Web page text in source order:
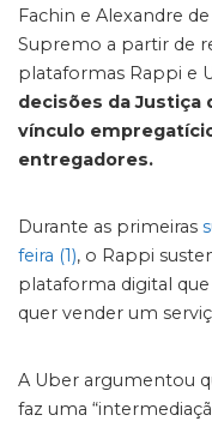
Fachin e Alexandre
Supremo a partir de
plataformas Rappi e
decisões da Justiça
vínculo
entregadores.
Durante as primeiras
feira (1), o Rappi
plataforma digital que
quer vender um
A Uber argumentou
faz uma